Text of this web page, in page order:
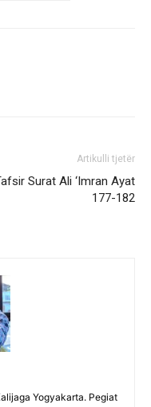
Artikulli tjetër
Surat Ali ‘Imran Ayat
177-182
Yogyakarta. Pegiat